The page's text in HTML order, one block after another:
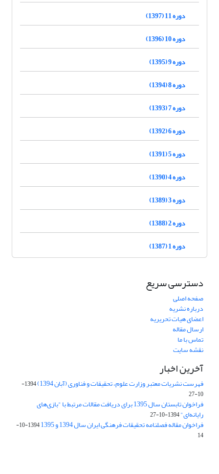
دوره 11 (1397)
دوره 10 (1396)
دوره 9 (1395)
دوره 8 (1394)
دوره 7 (1393)
دوره 6 (1392)
دوره 5 (1391)
دوره 4 (1390)
دوره 3 (1389)
دوره 2 (1388)
دوره 1 (1387)
دسترسی سریع
صفحه اصلی
درباره نشریه
اعضای هیات تحریریه
ارسال مقاله
تماس با ما
نقشه سایت
آخرین اخبار
فهرست نشریات معتبر وزارت علوم، تحقیقات و فناوری (آبان 1394)
1394-
10-27
فراخوان تابستان سال 1395 برای دریافت مقالات مرتبط با "بازی‌های
رایانه‌ای"1394-10-27
فراخوان مقاله فصلنامه تحقیقات فرهنگی ایران سال 1394 و 1395
1394-10-
14